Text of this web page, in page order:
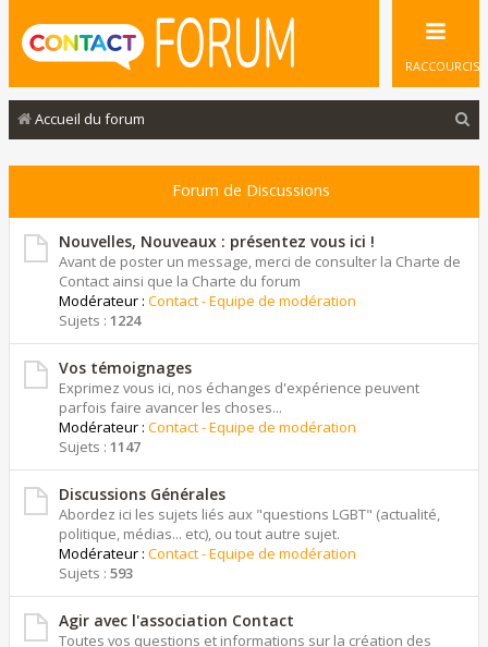
RACCOURCIS
Accueil du forum
Forum de Discussions
Nouvelles, Nouveaux : présentez vous ici !
Avant de poster un message, merci de consulter la Charte de
Contact ainsi que la Charte du forum
Modérateur : Contact - Equipe de modération
Sujets : 1224
Vos témoignages
Exprimez vous ici, nos échanges d'expérience peuvent
parfois faire avancer les choses...
Modérateur : Contact - Equipe de modération
Sujets : 1147
Discussions Générales
Abordez ici les sujets liés aux "questions LGBT" (actualité,
politique, médias... etc), ou tout autre sujet.
Modérateur : Contact - Equipe de modération
Sujets : 593
Agir avec l'association Contact
Toutes vos questions et informations sur la création des